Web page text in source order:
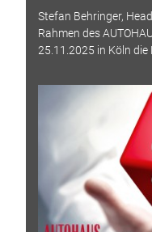
Stefan Behringer,
Rahmen des
25.11.2025 in Köln